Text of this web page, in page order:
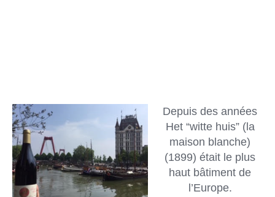
Depuis des années
Het “witte huis” (la
maison blanche)
(1899) était le plus
haut bâtiment de
l’Europe.